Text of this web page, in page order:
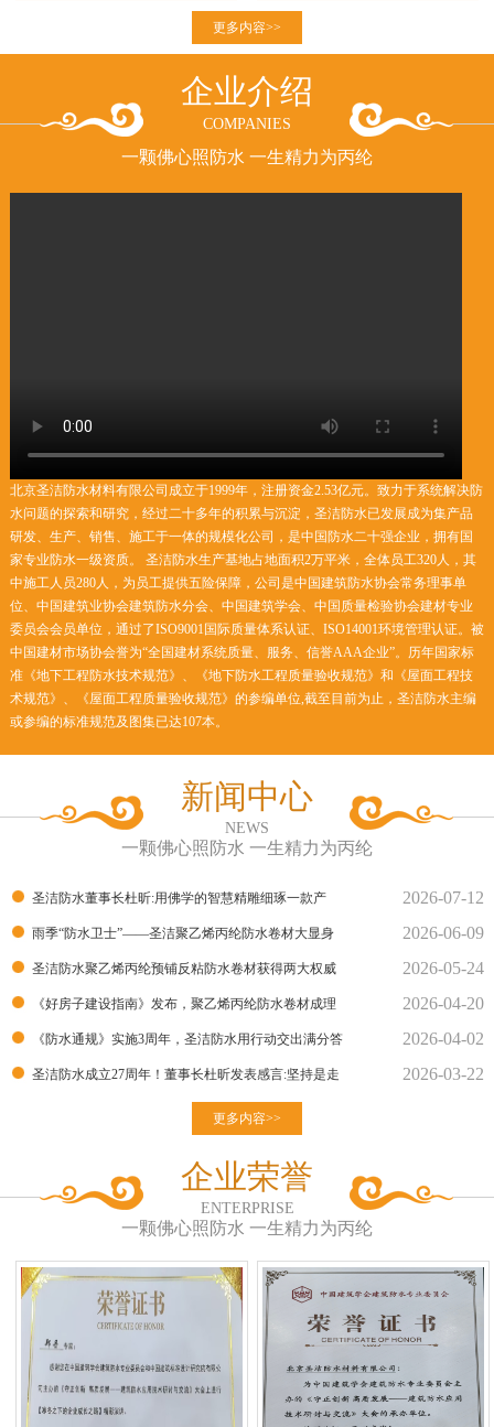
更多内容>>
企业介绍
COMPANIES
一颗佛心照防水 一生精力为丙纶
北京圣洁防水材料有限公司成立于1999年，注册资金2.53亿元。致力于系统解决防
水问题的探索和研究，经过二十多年的积累与沉淀，圣洁防水已发展成为集产品
研发、生产、销售、施工于一体的规模化公司，是中国防水二十强企业，拥有国
家专业防水一级资质。 圣洁防水生产基地占地面积2万平米，全体员工320人，其
中施工人员280人，为员工提供五险保障，公司是中国建筑防水协会常务理事单
位、中国建筑业协会建筑防水分会、中国建筑学会、中国质量检验协会建材专业
委员会会员单位，通过了ISO9001国际质量体系认证、ISO14001环境管理认证。被
中国建材市场协会誉为“全国建材系统质量、服务、信誉AAA企业”。历年国家标
准《地下工程防水技术规范》、《地下防水工程质量验收规范》和《屋面工程技
术规范》、《屋面工程质量验收规范》的参编单位,截至目前为止，圣洁防水主编
或参编的标准规范及图集已达107本。
新闻中心
NEWS
一颗佛心照防水 一生精力为丙纶
圣洁防水董事长杜昕:用佛学的智慧精雕细琢一款产
品！
2026-07-12
雨季“防水卫士”——圣洁聚乙烯丙纶防水卷材大显身
手！
2026-06-09
圣洁防水聚乙烯丙纶预铺反粘防水卷材获得两大权威
部门的检测报告
2026-05-24
《好房子建设指南》发布，聚乙烯丙纶防水卷材成理
想建材
2026-04-20
《防水通规》实施3周年，圣洁防水用行动交出满分答
卷
2026-04-02
圣洁防水成立27周年！董事长杜昕发表感言:坚持是走 2026-03-22
更多内容>>
企业荣誉
ENTERPRISE
一颗佛心照防水 一生精力为丙纶